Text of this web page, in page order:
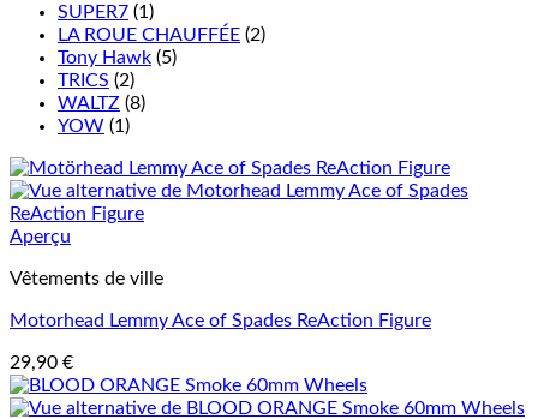
SUPER7 (1)
LA ROUE CHAUFFÉE (2)
Tony Hawk (5)
TRICS (2)
WALTZ (8)
YOW (1)
Aperçu
Vêtements de ville
Motorhead Lemmy Ace of Spades ReAction Figure
29,90 €